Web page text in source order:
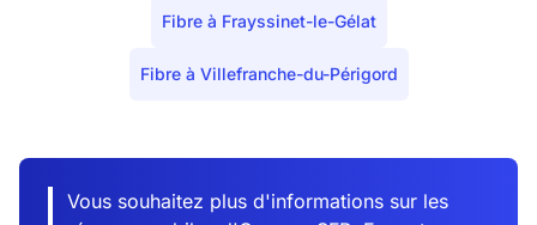
Fibre à Frayssinet-le-Gélat
Fibre à Villefranche-du-Périgord
Vous souhaitez plus d'informations sur les